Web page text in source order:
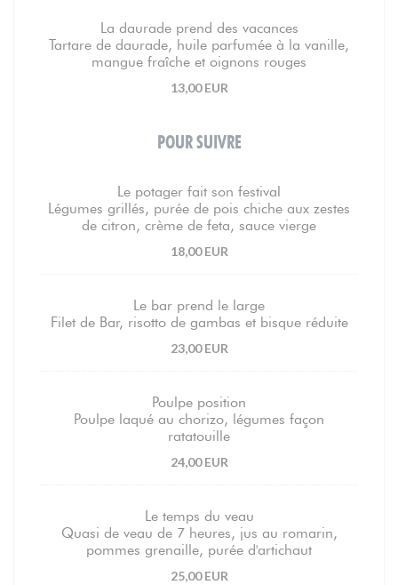
La daurade prend des vacances
Tartare de daurade, huile parfumée à la vanille,
mangue fraîche et oignons rouges
13,00 EUR
POUR SUIVRE
Le potager fait son festival
Légumes grillés, purée de pois chiche aux zestes
de citron, crème de feta, sauce vierge
18,00 EUR
Le bar prend le large
Filet de Bar, risotto de gambas et bisque réduite
23,00 EUR
Poulpe position
Poulpe laqué au chorizo, légumes façon
ratatouille
24,00 EUR
Le temps du veau
Quasi de veau de 7 heures, jus au romarin,
pommes grenaille, purée d'artichaut
25,00 EUR